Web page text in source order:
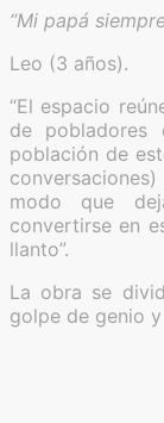
“Mi papá
Leo (3 años).
“El espacio
de pobladores
población de
modo que
convertirse en
llanto”.
La obra se
golpe de genio y